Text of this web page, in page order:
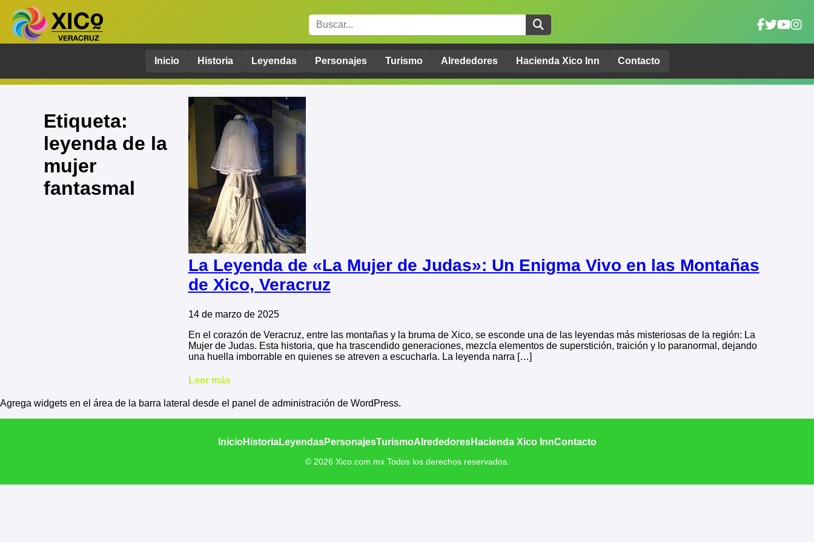
Inicio Historia Leyendas Personajes Turismo Alrededores Hacienda Xico Inn Contacto
Etiqueta:
leyenda de la
mujer
fantasmal
La Leyenda de «La Mujer de Judas»: Un Enigma Vivo en las Montañas
de Xico, Veracruz
14 de marzo de 2025
En el corazón de Veracruz, entre las montañas y la bruma de Xico, se esconde una de las leyendas más misteriosas de la región: La
Mujer de Judas. Esta historia, que ha trascendido generaciones, mezcla elementos de superstición, traición y lo paranormal, dejando
una huella imborrable en quienes se atreven a escucharla. La leyenda narra […]
Leer más
Agrega widgets en el área de la barra lateral desde el panel de administración de WordPress.
InicioHistoriaLeyendasPersonajesTurismoAlrededoresHacienda Xico InnContacto
© 2026 Xico.com.mx Todos los derechos reservados.